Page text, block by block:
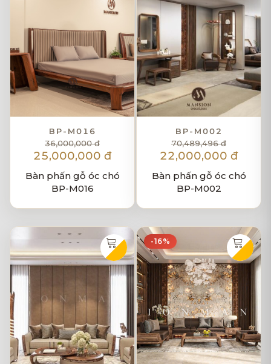
BP-M016
36,000,000 đ
25,000,000 đ
Bàn phấn gỗ óc chó
BP-M016
BP-M002
70,489,496 đ
22,000,000 đ
Bàn phấn gỗ óc chó
BP-M002
-16%